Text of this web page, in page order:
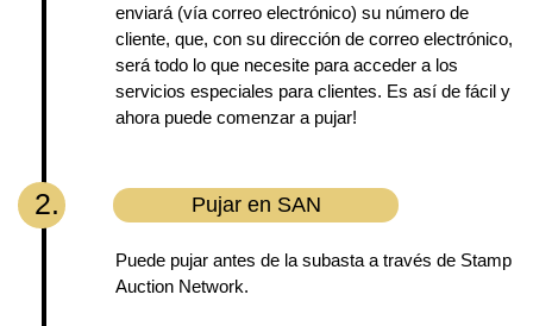
enviará (vía correo electrónico) su número de
cliente, que, con su dirección de correo electrónico,
será todo lo que necesite para acceder a los
servicios especiales para clientes. Es así de fácil y
ahora puede comenzar a pujar!
2. Pujar en SAN
Puede pujar antes de la subasta a través de Stamp
Auction Network.